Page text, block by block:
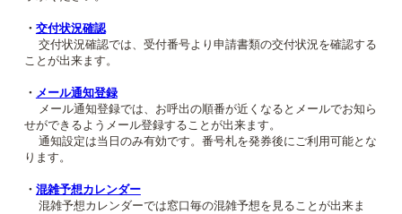
・ 交付状況確認
交付状況確認では、受付番号より申請書類の交付状況を確認する
ことが出来ます。
・ メール通知登録
メール通知登録では、お呼出の順番が近くなるとメールでお知ら
せができるようメール登録することが出来ます。
通知設定は当日のみ有効です。番号札を発券後にご利用可能とな
ります。
・ 混雑予想カレンダー
混雑予想カレンダーでは窓口毎の混雑予想を見ることが出来ま